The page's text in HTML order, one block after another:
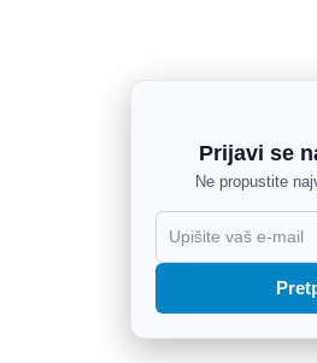
Prijavi se
Ne propustite